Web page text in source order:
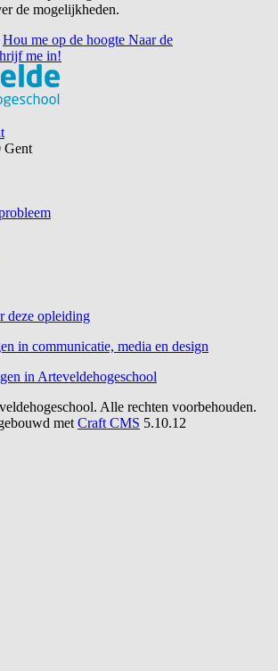
de mogelijkheden.
Hou me op de hoogte Naar de
me in!
Gent
deze opleiding
in communicatie, media en design
in Arteveldehogeschool
Alle rechten voorbehouden.
met Craft CMS 5.10.12